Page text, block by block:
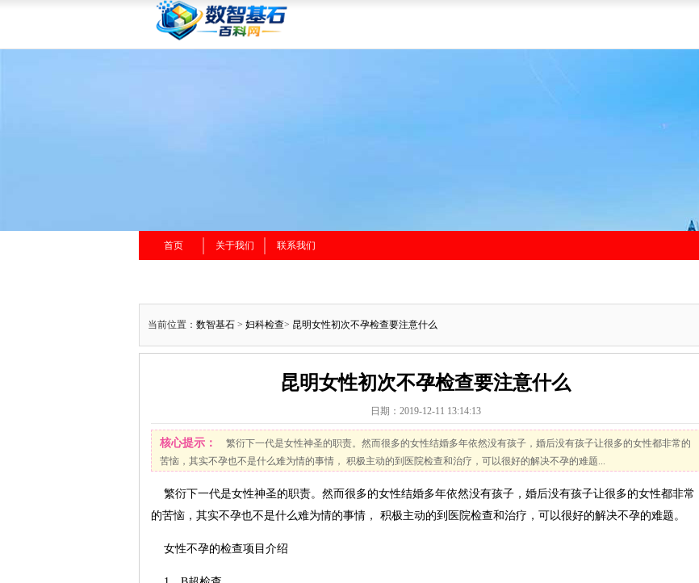
首页 关于我们 联系我们
当前位置： 数智基石 > 妇科检查> 昆明女性初次不孕检查要注意什么
昆明女性初次不孕检查要注意什么
日期：2019-12-11 13:14:13
核心提示：
繁衍下一代是女性神圣的职责。然而很多的女性结婚多年依然没有孩子，婚后没有孩子让很多的女性都非常的
苦恼，其实不孕也不是什么难为情的事情， 积极主动的到医院检查和治疗，可以很好的解决不孕的难题...
繁衍下一代是女性神圣的职责。然而很多的女性结婚多年依然没有孩子，婚后没有孩子让很多的女性都非常
的苦恼，其实不孕也不是什么难为情的事情， 积极主动的到医院检查和治疗，可以很好的解决不孕的难题。
女性不孕的检查项目介绍